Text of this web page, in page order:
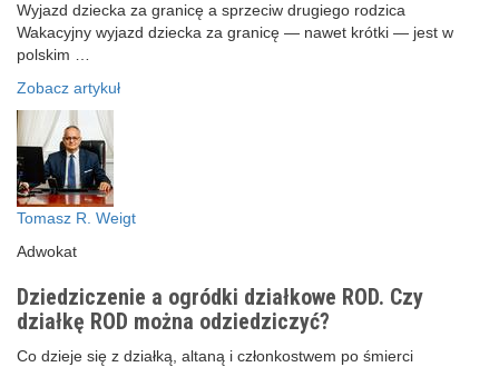
Wyjazd dziecka za granicę a sprzeciw drugiego rodzica
Wakacyjny wyjazd dziecka za granicę — nawet krótki — jest w
polskim …
Zobacz artykuł
Tomasz R. Weigt
Adwokat
Dziedziczenie a ogródki działkowe ROD. Czy
działkę ROD można odziedziczyć?
Co dzieje się z działką, altaną i członkostwem po śmierci